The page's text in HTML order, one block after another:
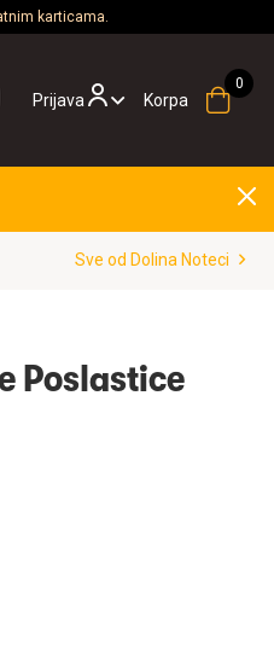
karticama.
Prijava Korpa
Sve od Dolina Noteci
Poslastice